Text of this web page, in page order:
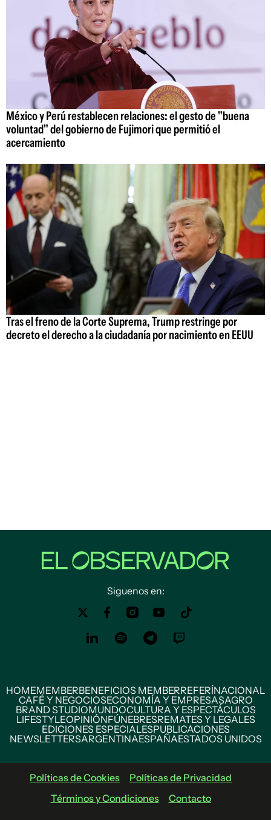
México y Perú restablecen relaciones: el gesto de "buena
voluntad" del gobierno de Fujimori que permitió el
acercamiento
Tras el freno de la Corte Suprema, Trump restringe por
decreto el derecho a la ciudadanía por nacimiento en EEUU
Siguenos en:
HOMEMEMBERBENEFICIOS MEMBERREFERÍNACIONAL
CAFÉ Y NEGOCIOSECONOMÍA Y EMPRESASAGRO
BRAND STUDIOMUNDOCULTURA Y ESPECTÁCULOS
LIFESTYLEOPINIÓNFÚNEBRESREMATES Y LEGALES
EDICIONES ESPECIALESPUBLICACIONES
NEWSLETTERSARGENTINAESPAÑAESTADOS UNIDOS
Políticas de Cookies
Políticas de Privacidad
Términos y Condiciones
Contacto